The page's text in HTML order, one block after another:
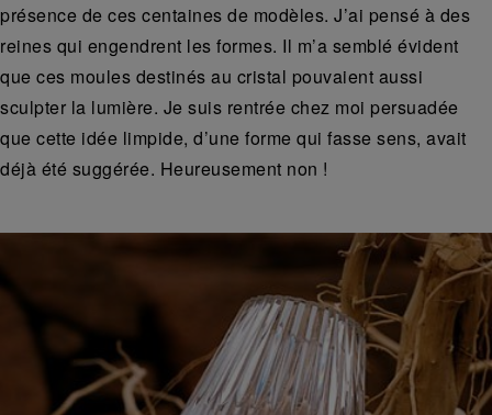
présence de ces centaines de modèles. J’ai pensé à des
reines qui engendrent les formes. Il m’a semblé évident
que ces moules destinés au cristal pouvaient aussi
sculpter la lumière. Je suis rentrée chez moi persuadée
que cette idée limpide, d’une forme qui fasse sens, avait
déjà été suggérée. Heureusement non !